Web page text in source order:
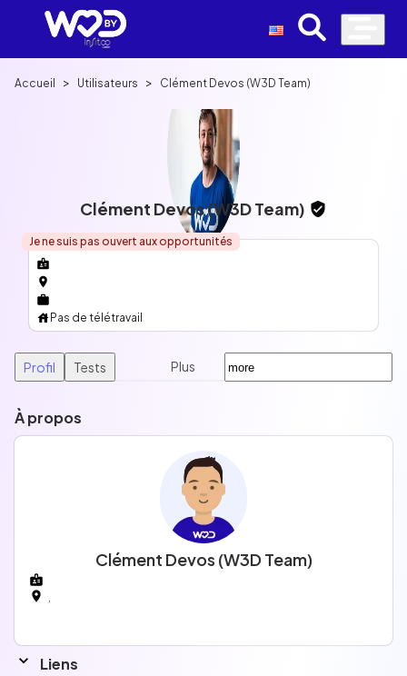
Accueil > Utilisateurs > Clément Devos (W3D Team)
Clément Devos (W3D Team)
Je ne suis pas ouvert aux opportunités
Pas de télétravail
Profil Tests Plus
À propos
Clément Devos (W3D Team)
Liens